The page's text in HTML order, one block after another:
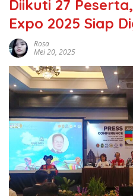
Diikuti 27
Expo 2025 Siap
Rosa
Mei 20, 2025